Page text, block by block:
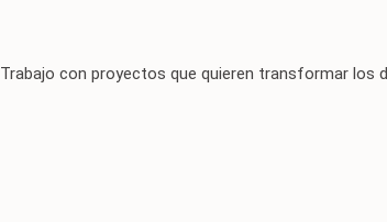
Trabajo con proyectos que quieren transformar los